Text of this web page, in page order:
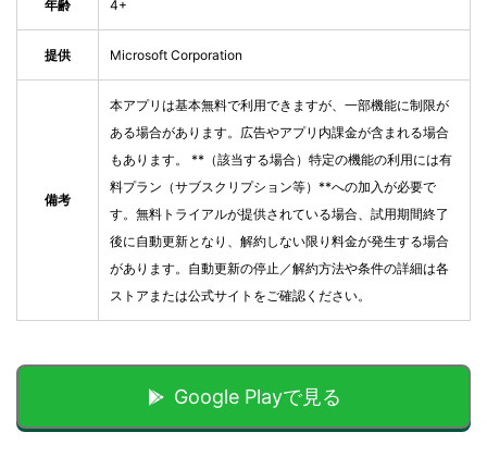
年齢 4+
提供 Microsoft Corporation
備考
本アプリは基本無料で利用できますが、一部機能に制限が
ある場合があります。広告やアプリ内課金が含まれる場合
もあります。 **（該当する場合）特定の機能の利用には有
料プラン（サブスクリプション等）**への加入が必要で
す。無料トライアルが提供されている場合、試用期間終了
後に自動更新となり、解約しない限り料金が発生する場合
があります。自動更新の停止／解約方法や条件の詳細は各
ストアまたは公式サイトをご確認ください。
Google Playで見る